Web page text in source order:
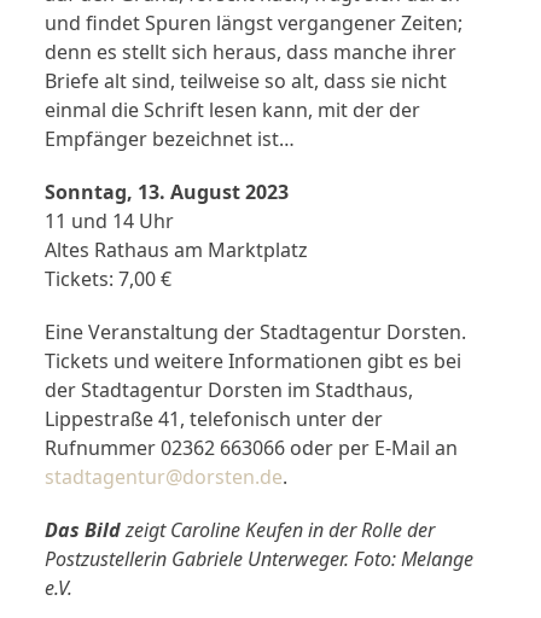
und findet Spuren längst vergangener Zeiten;
denn es stellt sich heraus, dass manche ihrer
Briefe alt sind, teilweise so alt, dass sie nicht
einmal die Schrift lesen kann, mit der der
Empfänger bezeichnet ist…
Sonntag, 13. August 2023
11 und 14 Uhr
Altes Rathaus am Marktplatz
Tickets: 7,00 €
Eine Veranstaltung der Stadtagentur Dorsten.
Tickets und weitere Informationen gibt es bei
der Stadtagentur Dorsten im Stadthaus,
Lippestraße 41, telefonisch unter der
Rufnummer 02362 663066 oder per E-Mail an
stadtagentur@dorsten.de.
Das Bildzeigt Caroline Keufen in der Rolle der
Postzustellerin Gabriele Unterweger. Foto: Melange
e.V.